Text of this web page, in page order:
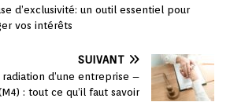
d’exclusivité: un outil essentiel pour
vos intérêts
SUIVANT
d’une entreprise –
: tout ce qu’il faut savoir